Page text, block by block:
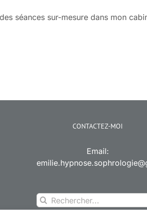
séances sur-mesure dans mon
CONTACTEZ-MOI
Email:
Rechercher: